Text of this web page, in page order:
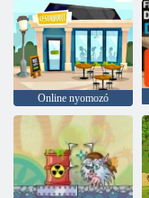
Online nyomozó